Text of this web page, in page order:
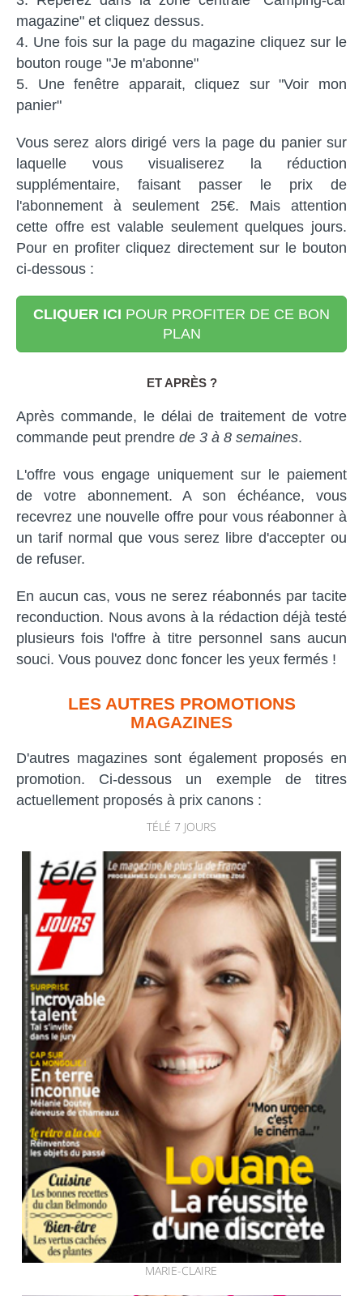
magazine" et cliquez dessus.
Une fois sur la page du magazine cliquez sur le
bouton rouge "Je m'abonne"
Une fenêtre apparait, cliquez sur "Voir mon
panier"
Vous serez alors dirigé vers la page du panier sur
laquelle vous visualiserez la réduction
supplémentaire, faisant passer le prix de
l'abonnement à seulement 25€. Mais attention
cette offre est valable seulement quelques jours.
Pour en profiter cliquez directement sur le bouton
ci-dessous :
CLIQUER ICI POUR PROFITER DE CE BON
PLAN
ET APRÈS ?
Après commande, le délai de traitement de votre
commande peut prendre de 3 à 8 semaines.
L'offre vous engage uniquement sur le paiement
de votre abonnement. A son échéance, vous
recevrez une nouvelle offre pour vous réabonner à
un tarif normal que vous serez libre d'accepter ou
de refuser.
En aucun cas, vous ne serez réabonnés par tacite
reconduction. Nous avons à la rédaction déjà testé
plusieurs fois l'offre à titre personnel sans aucun
souci. Vous pouvez donc foncer les yeux fermés !
LES AUTRES PROMOTIONS
MAGAZINES
D'autres magazines sont également proposés en
promotion. Ci-dessous un exemple de titres
actuellement proposés à prix canons :
TÉLÉ 7 JOURS
MARIE-CLAIRE